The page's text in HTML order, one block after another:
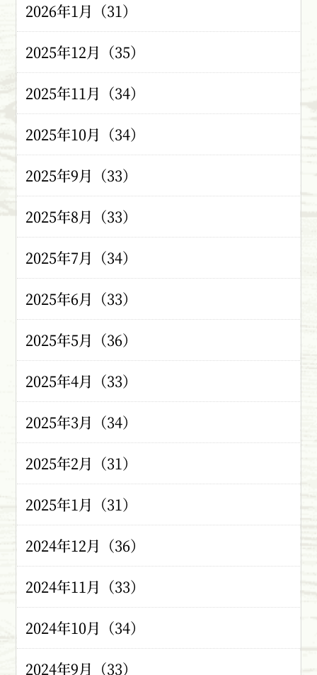
2026年1月（31）
2025年12月（35）
2025年11月（34）
2025年10月（34）
2025年9月（33）
2025年8月（33）
2025年7月（34）
2025年6月（33）
2025年5月（36）
2025年4月（33）
2025年3月（34）
2025年2月（31）
2025年1月（31）
2024年12月（36）
2024年11月（33）
2024年10月（34）
2024年9月（33）